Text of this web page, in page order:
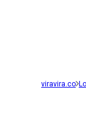
viravira.co